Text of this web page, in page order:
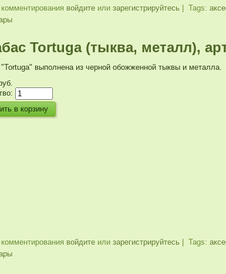
войдитеили зарегистрируйтесь | Tags:
Tortuga (тыква, металл),
"Tortuga" выполнена из черной обожженной тыквы и металла.
войдитеили зарегистрируйтесь | Tags: